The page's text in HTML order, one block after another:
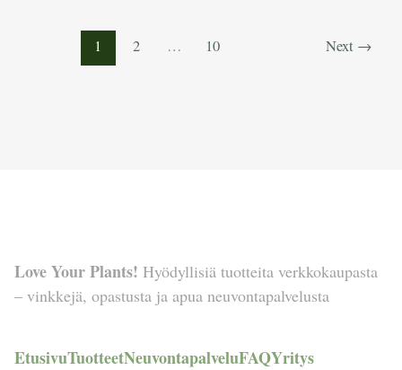
1 2 … 10 Next →
Love Your Plants! Hyödyllisiä tuotteita verkkokaupasta
– vinkkejä, opastusta ja apua neuvontapalvelusta
EtusivuTuotteetNeuvontapalveluFAQYritys